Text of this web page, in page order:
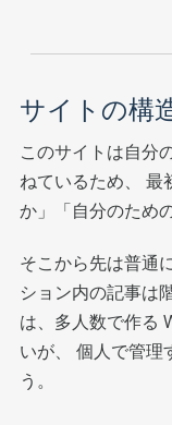
サイトの構
このサイトは自分
ねているため、 最
か」「自分のため
そこから先は普通
ション内の記事は
は、多人数で作る
いが、 個人で管理
う。